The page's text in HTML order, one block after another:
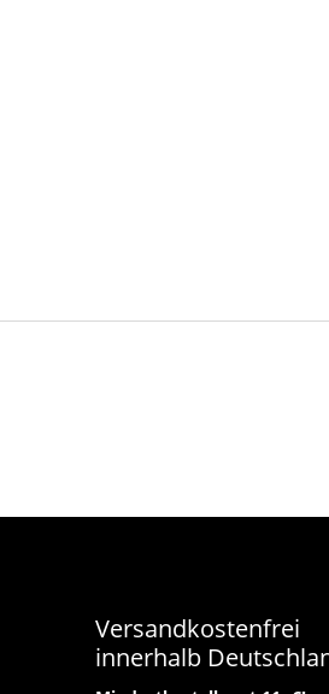
Versandkostenfrei
innerhalb